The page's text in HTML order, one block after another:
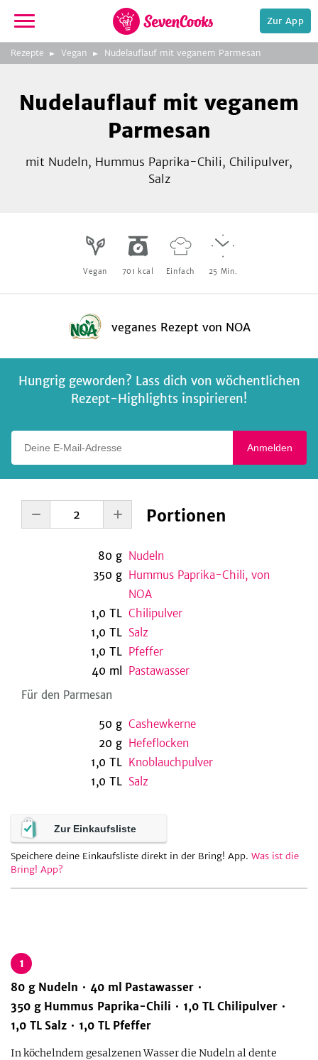
zur
Startseite
Zur App
Rezepte Vegan Nudelauflauf mit veganem Parmesan
Foto:NOA GmbH & Co. KG
Nudelauflauf mit veganem
Parmesan
mit Nudeln, Hummus Paprika-Chili, Chilipulver,
Salz
Vegan 701 kcal Einfach 25 Min.
veganes Rezept von NOA
Hungrig geworden? Lass dich von wöchentlichen
Rezept-Highlights inspirieren!
Anmelden
Portionen
80 g Nudeln
350 g Hummus Paprika-Chili, von
NOA
1,0 TL Chilipulver
1,0 TL Salz
1,0 TL Pfeffer
40 ml
Pastawasser
Für den Parmesan
50 g Cashewkerne
20 g Hefeflocken
1,0 TL Knoblauchpulver
1,0 TL Salz
Zur Einkaufsliste
Speichere deine Einkaufsliste direkt in der Bring! App. Was ist die
Bring! App?
1
80 g Nudeln 40 ml Pastawasser
350 g Hummus Paprika-Chili 1,0 TL Chilipulver
1,0 TL Salz 1,0 TL Pfeffer
In köchelndem gesalzenen Wasser die Nudeln al dente